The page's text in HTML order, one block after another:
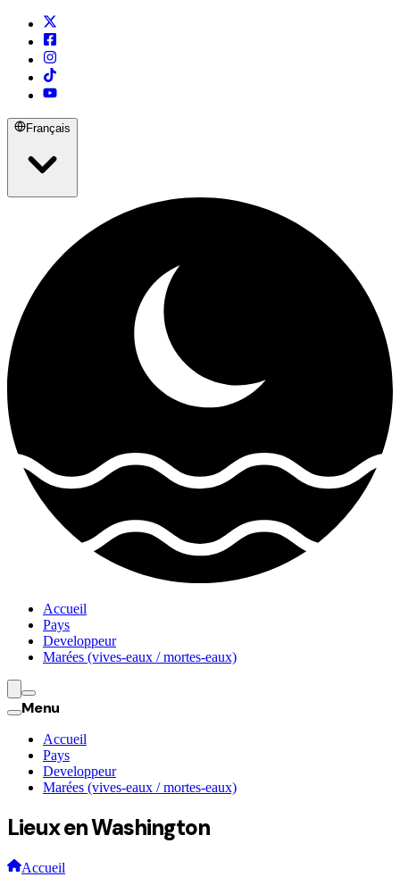
Français
Accueil
Pays
Developpeur
Marées (vives-eaux / mortes-eaux)
Menu
Accueil
Pays
Developpeur
Marées (vives-eaux / mortes-eaux)
Lieux en Washington
Accueil